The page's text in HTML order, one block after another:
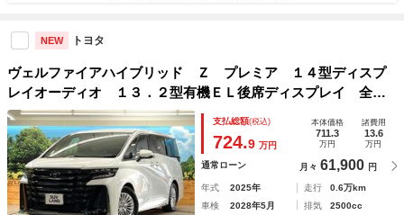
NEW トヨタ
ヴェルファイアハイブリッド Ｚ プレミア １４型ディスプ
レイオーディオ １３．２型有機ＥＬ後席ディスプレイ 全周
囲カメラ 左右独立ムーンルーフ ユニバーサルステップ セ
ーフティセンス トヨタチームメイト 三眼ＬＥＤヘッド 茶
革シート
支払総額(税込)
724.9 万円
本体価格
711.3
万円
諸費用
13.6
万円
通常ローン 月々 61,900 円
年式 2025年 走行
0.6万km
車検
2028年5月 排気
2500cc